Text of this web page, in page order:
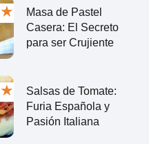
★
Masa de Pastel
Casera: El Secreto
para ser Crujiente
★
Salsas de Tomate:
Furia Española y
Pasión Italiana